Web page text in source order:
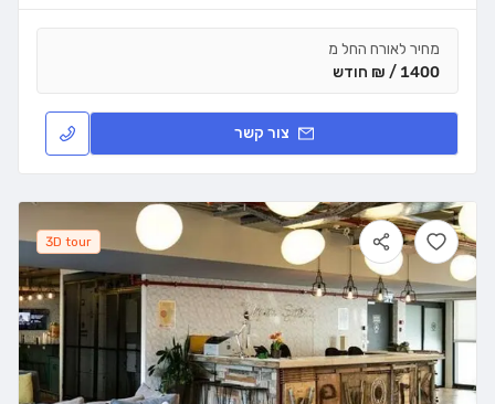
מחיר לאורח החל מ
1400 / ₪ חודש
צור קשר
3D tour